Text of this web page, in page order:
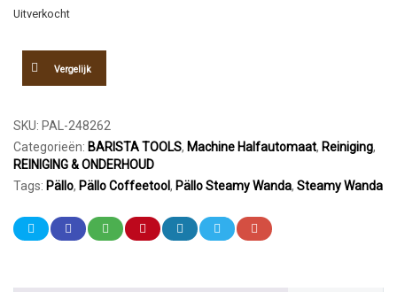
Uitverkocht
Vergelijk
SKU: PAL-248262
Categorieën: BARISTA TOOLS, Machine Halfautomaat, Reiniging,
REINIGING & ONDERHOUD
Tags: Pällo, Pällo Coffeetool, Pällo Steamy Wanda, Steamy Wanda